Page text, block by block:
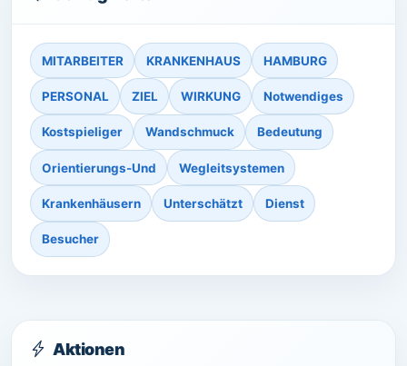
MITARBEITER KRANKENHAUS HAMBURG
PERSONAL ZIEL WIRKUNG Notwendiges
Kostspieliger Wandschmuck Bedeutung
Orientierungs-Und Wegleitsystemen
Krankenhäusern Unterschätzt Dienst
Besucher
Aktionen